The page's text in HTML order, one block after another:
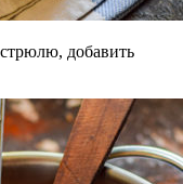
добавить